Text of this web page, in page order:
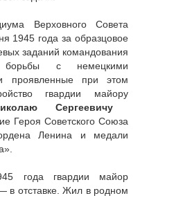
Верховного Совета
1945 года за образцовое
заданий командования
с немецкими
проявленные при этом
гвардии майору
Сергеевичу
Героя Советского Союза
Ленина и медали
года гвардии майор
в отставке. Жил в родном